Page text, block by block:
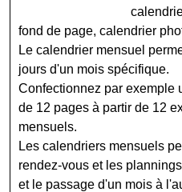
fond de page, calendrier
Le calendrier mensuel
jours d'un mois spécifique.
Confectionnez par exemple
de 12 pages à partir de 12
mensuels.
Les calendriers mensuels
rendez-vous et les
et le passage d'un mois à